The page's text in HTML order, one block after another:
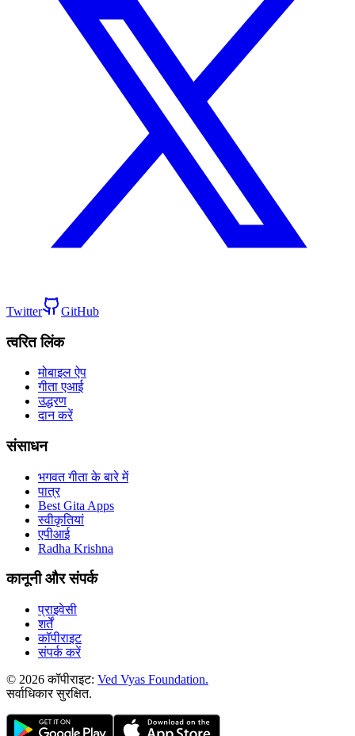
Twitter GitHub
त्वरित लिंक
मोबाइल ऐप
गीता एआई
उद्धरण
दान करें
संसाधन
भगवत गीता के बारे में
पात्र
Best Gita Apps
स्वीकृतियां
एपीआई
Radha Krishna
कानूनी और संपर्क
प्राइवेसी
शर्तें
कॉपीराइट
संपर्क करें
© 2026 कॉपीराइट: Ved Vyas Foundation.
सर्वाधिकार सुरक्षित.